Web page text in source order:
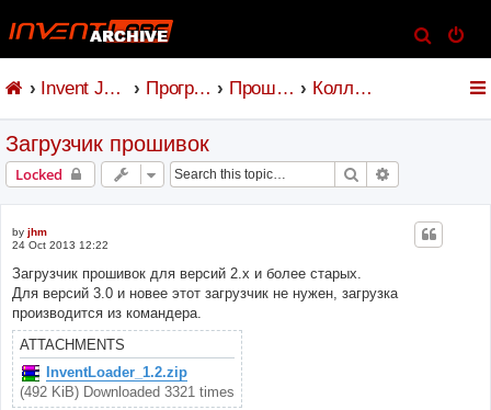
e
Invent Jetronic Программное обеспечение Прошивка и коммандер Коллекция прошивок
Загрузчик прошивок
Locked Search
by jhm
24 Oct 2013 12:22
Загрузчик прошивок для версий 2.х и более старых.
Для версий 3.0 и новее этот загрузчик не нужен, загрузка
производится из командера.
ATTACHMENTS
InventLoader_1.2.zip
(492 KiB) Downloaded 3321 times